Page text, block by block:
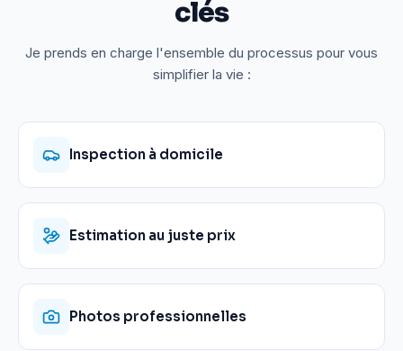
clés
Je prends en charge l'ensemble du processus pour vous
simplifier la vie :
Inspection à domicile
Estimation au juste prix
Photos professionnelles